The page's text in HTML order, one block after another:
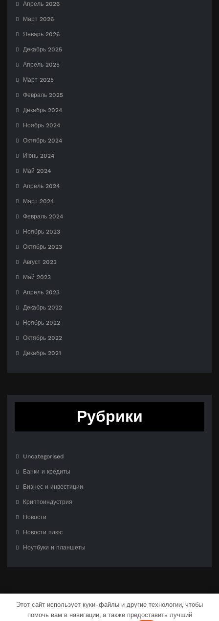
Апрель 2026
Март 2026
Январь 2026
Декабрь 2025
Апрель 2025
Март 2025
Февраль 2025
Декабрь 2024
Ноябрь 2024
Октябрь 2024
Июнь 2024
Май 2024
Апрель 2024
Март 2024
Февраль 2024
Ноябрь 2023
Октябрь 2023
Август 2023
Май 2023
Апрель 2023
Декабрь 2022
Ноябрь 2022
Октябрь 2022
Декабрь 2021
Рубрики
Uncategorised
Банки и кредиты
Бизнес и инвестиции
Криптоиндустрия
Новости
Новости плюс
Ноутбуки и планшеты
С гордостью созлано наWordPress| Тема:CloudPress Dark
Этот сайт использует куки-файлы и другие технологии, чтобы
помочь вам в навигации, а также предоставить лучший